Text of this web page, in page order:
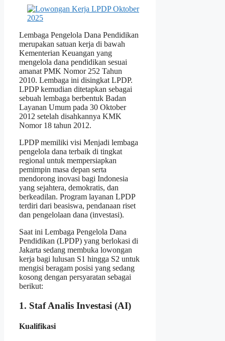
Lembaga Pengelola Dana Pendidikan
merupakan satuan kerja di bawah
Kementerian Keuangan yang
mengelola dana pendidikan sesuai
amanat PMK Nomor 252 Tahun
2010. Lembaga ini disingkat LPDP.
LPDP kemudian ditetapkan sebagai
sebuah lembaga berbentuk Badan
Layanan Umum pada 30 Oktober
2012 setelah disahkannya KMK
Nomor 18 tahun 2012.
LPDP memiliki visi Menjadi lembaga
pengelola dana terbaik di tingkat
regional untuk mempersiapkan
pemimpin masa depan serta
mendorong inovasi bagi Indonesia
yang sejahtera, demokratis, dan
berkeadilan. Program layanan LPDP
terdiri dari beasiswa, pendanaan riset
dan pengelolaan dana (investasi).
Saat ini Lembaga Pengelola Dana
Pendidikan (LPDP) yang berlokasi di
Jakarta sedang membuka lowongan
kerja bagi lulusan S1 hingga S2 untuk
mengisi beragam posisi yang sedang
kosong dengan persyaratan sebagai
berikut:
1. Staf Analis Investasi (AI)
Kualifikasi